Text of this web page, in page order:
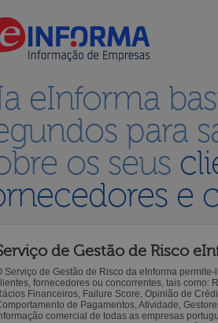
eInforma
para
os seus
e
de Gestão de Risco
Serviço de Gestão de Risco da eInforma
fornecedores ou concorrentes, tais como:
Financeiros, Failure Score, Opinião de
de Pagamentos, Atividade,
comercial de todas as empresas